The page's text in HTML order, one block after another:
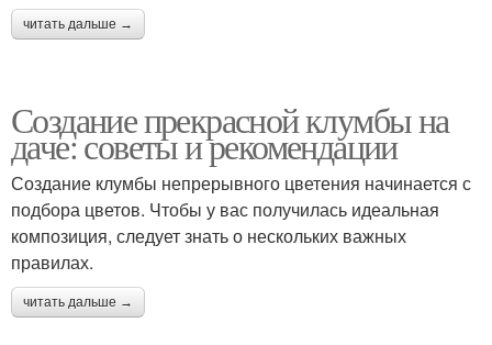
читать дальше →
Создание прекрасной клумбы на
даче: советы и рекомендации
Создание клумбы непрерывного цветения начинается с
подбора цветов. Чтобы у вас получилась идеальная
композиция, следует знать о нескольких важных
правилах.
читать дальше →